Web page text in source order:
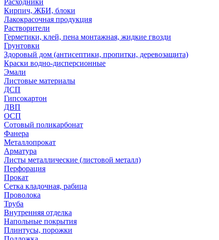
Расходники
Кирпич, ЖБИ, блоки
Лакокрасочная продукция
Растворители
Герметики, клей, пена монтажная, жидкие гвозди
Грунтовки
Здоровый дом (антисептики, пропитки, деревозащита)
Краски водно-дисперсионные
Эмали
Листовые материалы
ДСП
Гипсокартон
ДВП
ОСП
Сотовый поликарбонат
Фанера
Металлопрокат
Арматура
Листы металлические (листовой металл)
Перфорация
Прокат
Сетка кладочная, рабица
Проволока
Труба
Внутренняя отделка
Напольные покрытия
Плинтусы, порожки